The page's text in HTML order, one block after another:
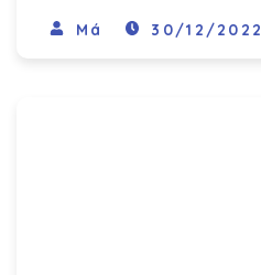
Má 30/12/2022